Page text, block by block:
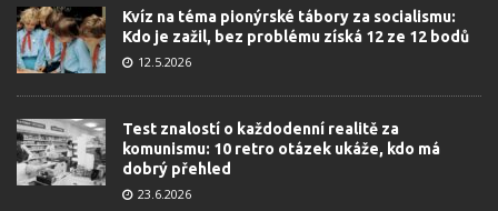
Kvíz na téma pionýrské tábory za socialismu:
Kdo je zažil, bez problému získá 12 ze 12 bodů
12.5.2026
Test znalostí o každodenní realitě za
komunismu: 10 retro otázek ukáže, kdo má
dobrý přehled
23.6.2026